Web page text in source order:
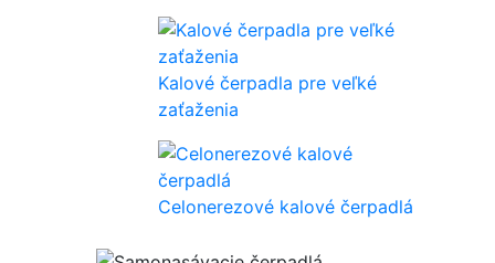
Kalové čerpadla pre veľké
zaťaženia
Celonerezové kalové čerpadlá